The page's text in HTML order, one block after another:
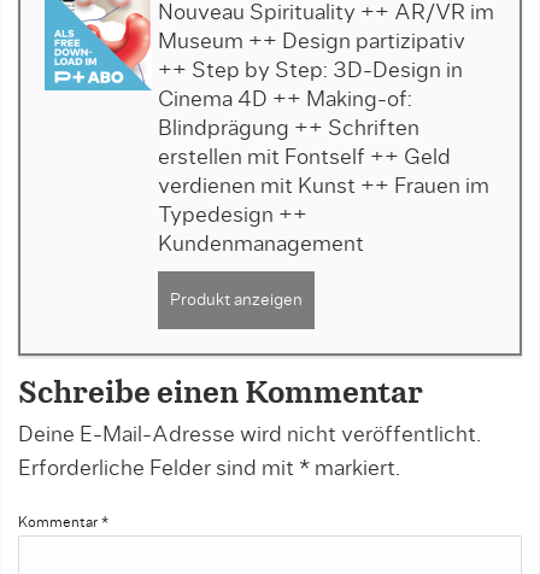
Nouveau Spirituality ++ AR/VR im
Museum ++ Design partizipativ
++ Step by Step: 3D-Design in
Cinema 4D ++ Making-of:
Blindprägung ++ Schriften
erstellen mit Fontself ++ Geld
verdienen mit Kunst ++ Frauen im
Typedesign ++
Kundenmanagement
Produkt anzeigen
Schreibe einen Kommentar
Deine E-Mail-Adresse wird nicht veröffentlicht.
Erforderliche Felder sind mit * markiert.
Kommentar *